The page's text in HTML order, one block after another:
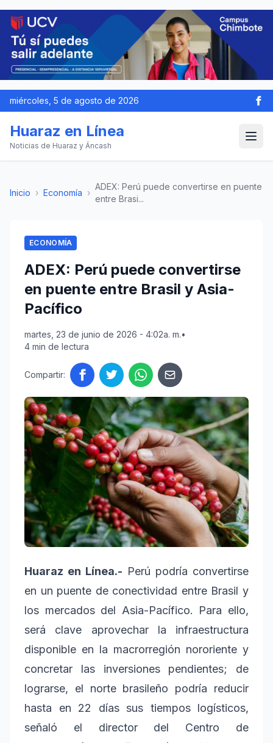
miércoles, 5 de agosto de 2026
Huaraz en Línea
Noticias de Huaraz y Áncash
Inicio › Economía ›
ADEX: Perú puede convertirse en puente
entre Brasi...
ECONOMÍA
ADEX: Perú puede convertirse
en puente entre Brasil y Asia-
Pacífico
martes, 23 de junio de 2026 - 4:02a. m.•
4 min de lectura
Compartir:
Huaraz en Línea.- Perú podría convertirse
en un puente de conectividad entre Brasil y
los mercados del Asia-Pacífico. Para ello,
será clave aprovechar la infraestructura
disponible en la macrorregión nororiente y
concretar las inversiones pendientes; de
lograrse, el norte brasileño podría reducir
hasta en 22 días sus tiempos logísticos,
señaló el director del Centro de